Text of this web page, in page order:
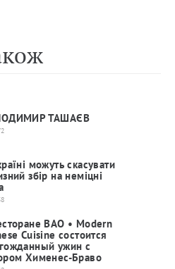
ТАШАЄВ
можуть скасувати
збір на неміцні
BAO • Modern
Cuisine состоится
ужин с
Хименес-Браво